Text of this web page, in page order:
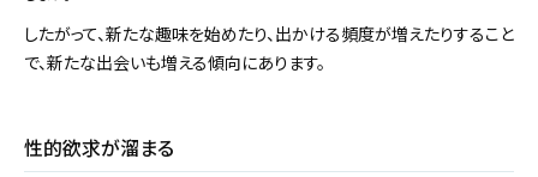
したがって、新たな趣味を始めたり、出かける頻度が増えたりすること
で、新たな出会いも増える傾向にあります。
性的欲求が溜まる